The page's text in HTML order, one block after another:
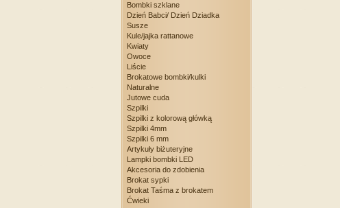
Bombki szklane
Dzień Babci/ Dzień Dziadka
Susze
Kule/jajka rattanowe
Kwiaty
Owoce
Liście
Brokatowe bombki/kulki
Naturalne
Jutowe cuda
Szpilki
Szpilki z kolorową główką
Szpilki 4mm
Szpilki 6 mm
Artykuły biżuteryjne
Lampki bombki LED
Akcesoria do zdobienia
Brokat sypki
Brokat Taśma z brokatem
Ćwieki